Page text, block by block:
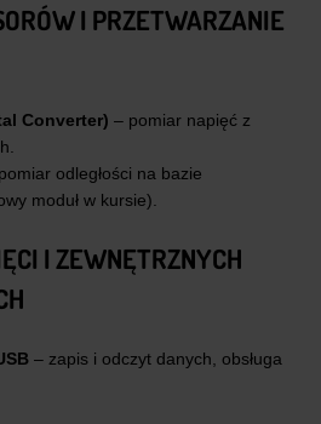
I PRZETWARZANIE
Converter) – pomiar napięć z
odległości na bazie
moduł w kursie).
I ZEWNĘTRZNYCH
– zapis i odczyt danych, obsługa